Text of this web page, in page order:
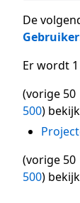
De
Er wordt
(vorige 50
500)
(vorige 50
500)